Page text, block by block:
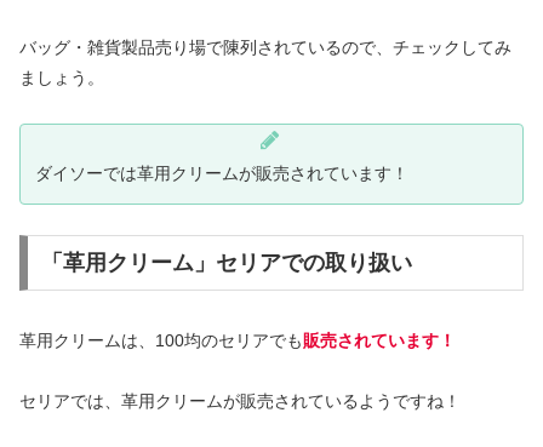
バッグ・雑貨製品売り場で陳列されているので、チェックしてみ
ましょう。
ダイソーでは革用クリームが販売されています！
「革用クリーム」セリアでの取り扱い
革用クリームは、100均のセリアでも販売されています！
セリアでは、革用クリームが販売されているようですね！